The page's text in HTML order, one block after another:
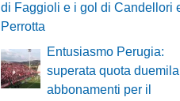
di Faggioli e i gol di Candellori
Perrotta
Entusiasmo Perugia:
superata quota duemila
abbonamenti per il